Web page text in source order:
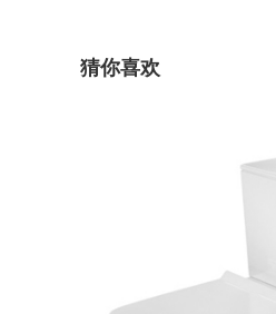
猜你喜欢